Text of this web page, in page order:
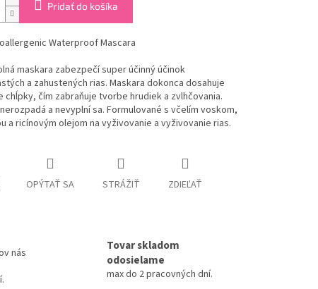
Pridať do košíka
Waterproof Mascara
maskara zabezpečí super účinný účinok
a zahustených rias. Maskara dokonca dosahuje
chĺpky, čím zabraňuje tvorbe hrudiek a zvlhčovania.
a nevyplní sa. Formulované s včelím voskom,
a ricínovým olejom na vyživovanie a vyživovanie rias.
OPÝTAŤ SA STRÁŽIŤ ZDIEĽAŤ
nás
Tovar skladom
odosielame
max do 2 pracovných dní.